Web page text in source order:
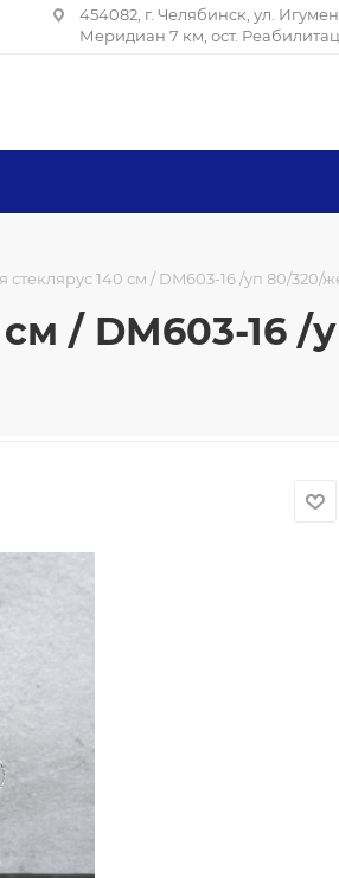
454082, г. Челябинск, ул.
Меридиан 7 км, ост.
стеклярус 140 см / DM603-16 /уп 80/320/
/ DM603-16